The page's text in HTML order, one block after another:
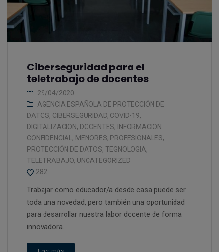
Ciberseguridad para el
teletrabajo de docentes
29/04/2020
AGENCIA ESPAÑOLA DE PROTECCIÓN DE
DATOS, CIBERSEGURIDAD, COVID-19,
DIGITALIZACION, DOCENTES, INFORMACION
CONFIDENCIAL , MENORES, PROFESIONALES,
PROTECCIÓN DE DATOS, TEGNOLOGIA,
TELETRABAJO, UNCATEGORIZED
282
Trabajar como educador/a desde casa puede ser
toda una novedad, pero también una oportunidad
para desarrollar nuestra labor docente de forma
innovadora...